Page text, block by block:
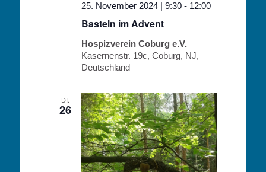
Basteln im Advent
25. November 2024 | 9:30 - 12:00
Hospizverein Coburg e.V.
Kasernenstr. 19c, Coburg, NJ,
Deutschland
DI.
26